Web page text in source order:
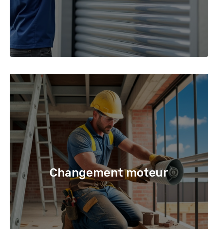
Changement moteur